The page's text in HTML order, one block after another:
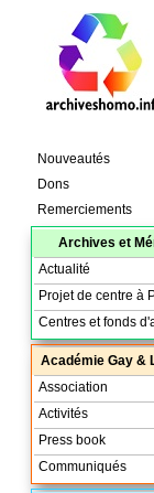
Nouveautés
Dons
Remerciements
Archives et
Actualité
Projet de centre à
Centres et fonds
Académie Gay &
Association
Activités
Press book
Communiqués